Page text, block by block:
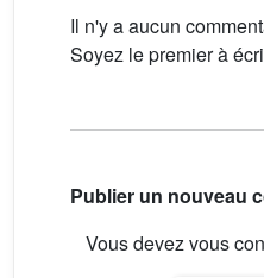
Il n'y a aucun
Soyez le premier à
Publier un nouveau
Vous devez vous